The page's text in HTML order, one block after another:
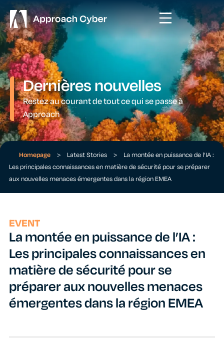
Dernières nouvelles
Restez au courant de tout ce qui se passe à
Approach
Homepage > Latest Stories >
La montée en puissance de l’IA :
Les principales connaissances en matière de sécurité pour se préparer
aux nouvelles menaces émergentes dans la région EMEA
EVENT
La montée en puissance de l’IA :
Les principales connaissances en
matière de sécurité pour se
préparer aux nouvelles menaces
émergentes dans la région EMEA